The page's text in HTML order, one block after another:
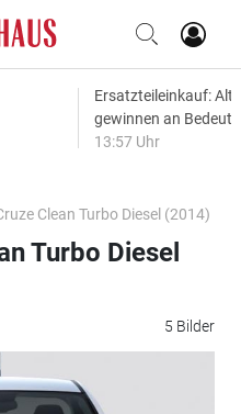
Ersatzteileinkauf:
gewinnen an
13:57 Uhr
Clean Turbo Diesel (2014)
5 Bilder
Turbo Diesel